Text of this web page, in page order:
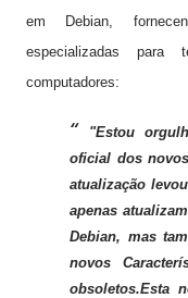
em Debian,
especializadas
computadores:
"Estou
oficial dos
atualização
apenas
Debian, mas
novos
obsoletos.Esta